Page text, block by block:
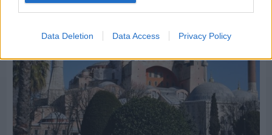
Data Deletion Data Access Privacy Policy